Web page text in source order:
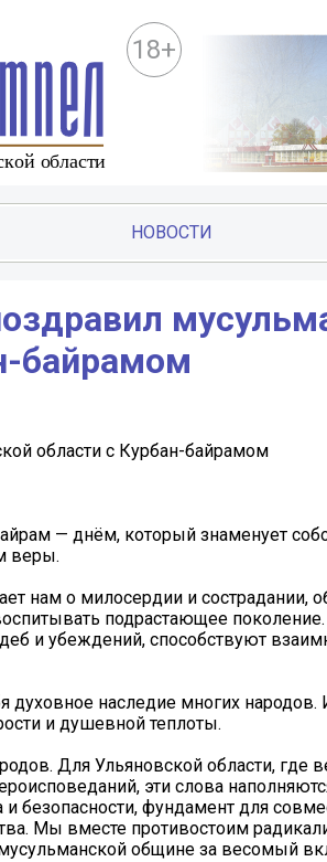
18+
НОВОСТИ
байрамом
области с Курбан-байрамом
— днём, который знаменует
веры.
нам о милосердии и сострадании,
подрастающее поколение.
и убеждений, способствуют
наследие многих народов.
и душевной теплоты.
Для Ульяновской области, где
эти слова
безопасности, фундамент для
Мы вместе противостоим
общине за весомый